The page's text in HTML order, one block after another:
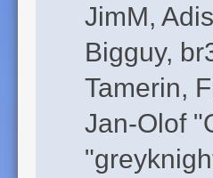
JimM,
Bigguy,
Tamerin,
Jan-Olof